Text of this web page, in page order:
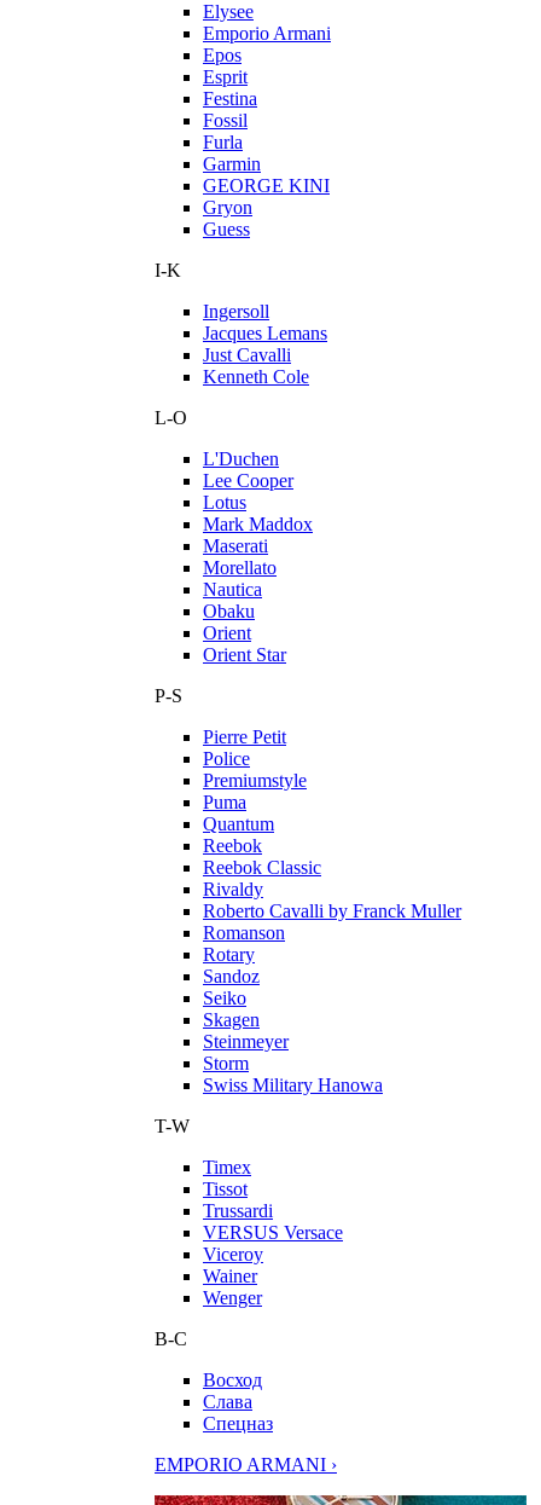
Elysee
Emporio Armani
Epos
Esprit
Festina
Fossil
Furla
Garmin
GEORGE KINI
Gryon
Guess
I-K
Ingersoll
Jacques Lemans
Just Cavalli
Kenneth Cole
L-O
L'Duchen
Lee Cooper
Lotus
Mark Maddox
Maserati
Morellato
Nautica
Obaku
Orient
Orient Star
P-S
Pierre Petit
Police
Premiumstyle
Puma
Quantum
Reebok
Reebok Classic
Rivaldy
Roberto Cavalli by Franck Muller
Romanson
Rotary
Sandoz
Seiko
Skagen
Steinmeyer
Storm
Swiss Military Hanowa
T-W
Timex
Tissot
Trussardi
VERSUS Versace
Viceroy
Wainer
Wenger
В-С
Восход
Слава
Спецназ
EMPORIO ARMANI ›